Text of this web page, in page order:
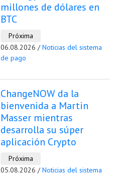
millones de dólares en
BTC
Próxima
06.08.2026 /Noticias del sistema
de pago
ChangeNOW da la
bienvenida a Martin
Masser mientras
desarrolla su súper
aplicación Crypto
Próxima
05.08.2026 /Noticias del sistema